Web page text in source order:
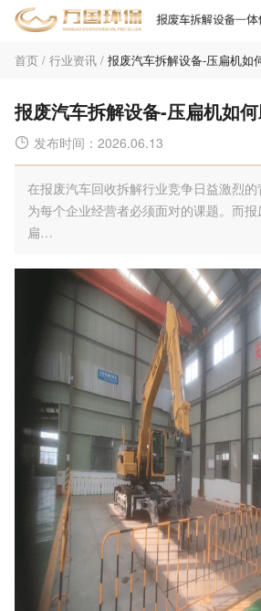
首页 / 行业资讯 / 报废汽车拆解设备-压扁机如
报废汽车拆解设备-压扁机如
 发布时间：2026.06.13
在报废汽车回收拆解行业竞争日益激烈
为每个企业经营者必须面对的课题。而
扁…